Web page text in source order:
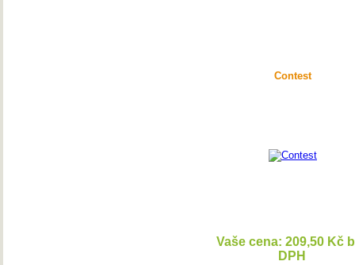
Contest
Vaše cena: 209,50 Kč
DPH